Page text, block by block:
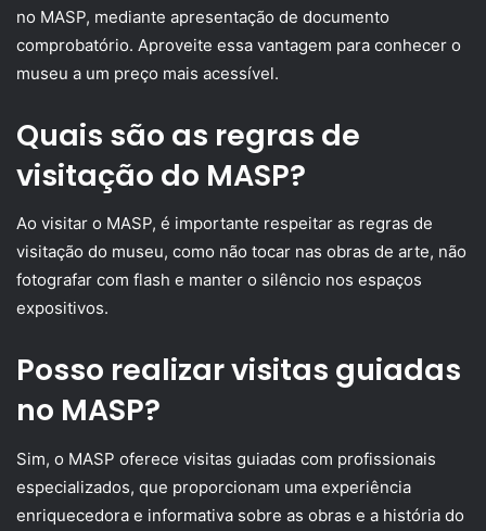
no MASP, mediante apresentação de documento
comprobatório. Aproveite essa vantagem para conhecer o
museu a um preço mais acessível.
Quais são as regras de
visitação do MASP?
Ao visitar o MASP, é importante respeitar as regras de
visitação do museu, como não tocar nas obras de arte, não
fotografar com flash e manter o silêncio nos espaços
expositivos.
Posso realizar visitas guiadas
no MASP?
Sim, o MASP oferece visitas guiadas com profissionais
especializados, que proporcionam uma experiência
enriquecedora e informativa sobre as obras e a história do